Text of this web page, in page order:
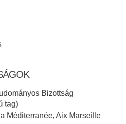
Bizottság
tag)
Méditerranée, Aix Marseille